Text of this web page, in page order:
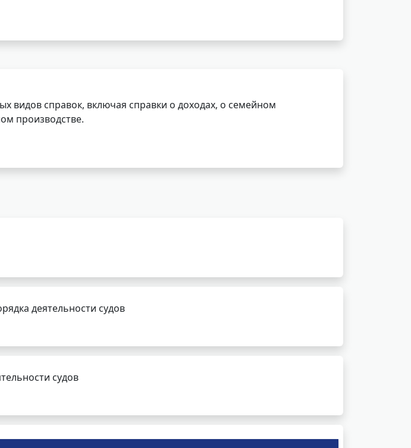
видов справок, включая справки о доходах, о семейном
производстве.
деятельности судов
судов